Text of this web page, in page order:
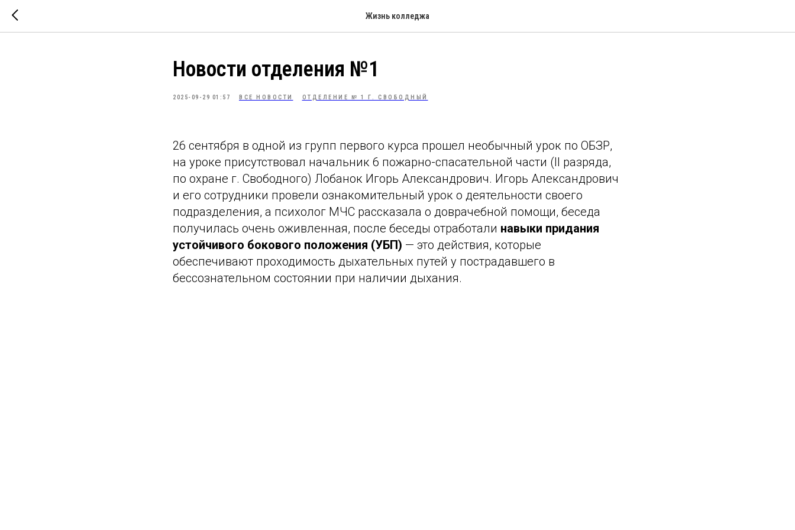
Жизнь колледжа
Новости отделения №1
2025-09-29 01:57 ВСЕ НОВОСТИ ОТДЕЛЕНИЕ № 1 Г. СВОБОДНЫЙ
26 сентября в одной из групп первого курса прошел необычный урок по ОБЗР,
на уроке присутствовал начальник 6 пожарно-спасательной части (II разряда,
по охране г. Свободного) Лобанок Игорь Александрович. Игорь Александрович
и его сотрудники провели ознакомительный урок о деятельности своего
подразделения, а психолог МЧС рассказала о доврачебной помощи, беседа
получилась очень оживленная, после беседы отработали навыки придания
устойчивого бокового положения (УБП) — это действия, которые
обеспечивают проходимость дыхательных путей у пострадавшего в
бессознательном состоянии при наличии дыхания.